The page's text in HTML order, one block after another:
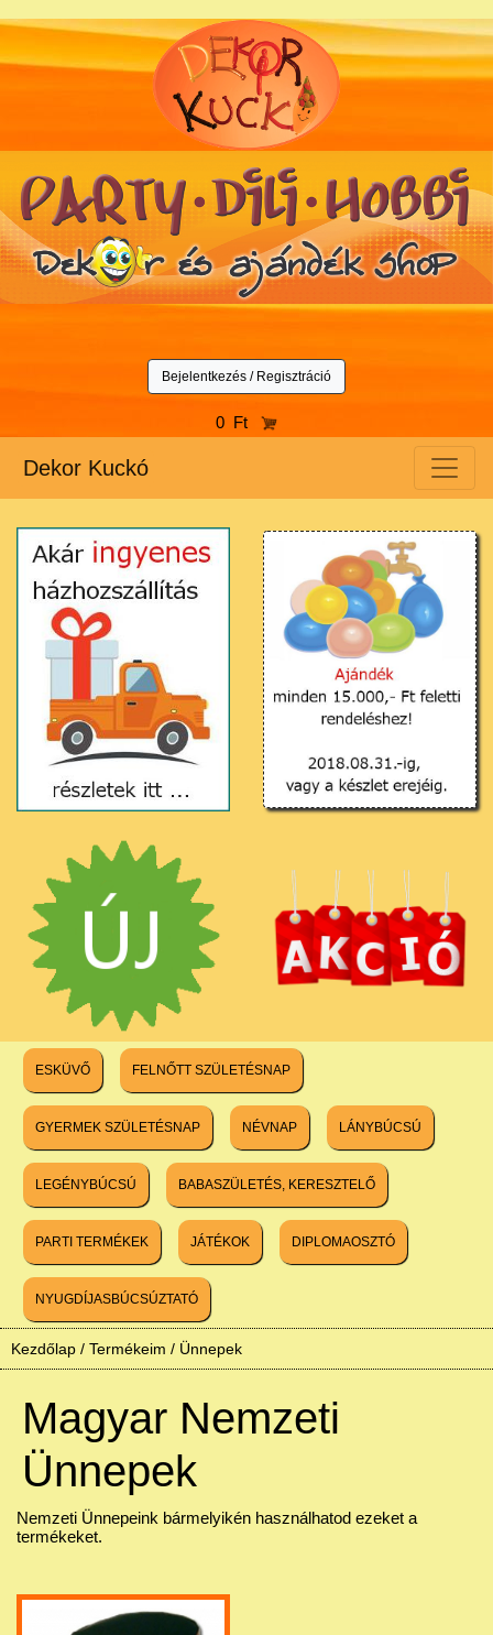
Bejelentkezés / Regisztráció
0 Ft
Dekor Kuckó
ESKÜVŐ FELNŐTT SZÜLETÉSNAP
GYERMEK SZÜLETÉSNAP NÉVNAP LÁNYBÚCSÚ
LEGÉNYBÚCSÚ BABASZÜLETÉS, KERESZTELŐ
PARTI TERMÉKEK JÁTÉKOK DIPLOMAOSZTÓ
NYUGDÍJASBÚCSÚZTATÓ
Kezdőlap / Termékeim / Ünnepek
Magyar Nemzeti
Ünnepek
Nemzeti Ünnepeink bármelyikén használhatod ezeket a
termékeket.